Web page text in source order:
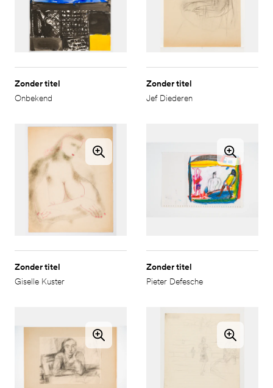
Zonder titel
Onbekend
Zonder titel
Jef Diederen
Zonder titel
Giselle Kuster
Zonder titel
Pieter Defesche